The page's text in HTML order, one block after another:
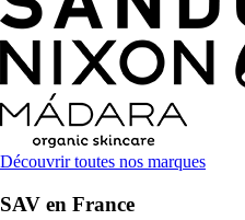
Découvrir toutes nos marques
SAV en France